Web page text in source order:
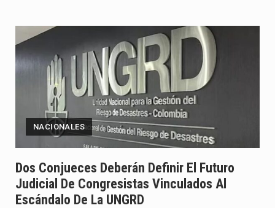
NACIONALES
Dos Conjueces Deberán Definir El Futuro
Judicial De Congresistas Vinculados Al
Escándalo De La UNGRD